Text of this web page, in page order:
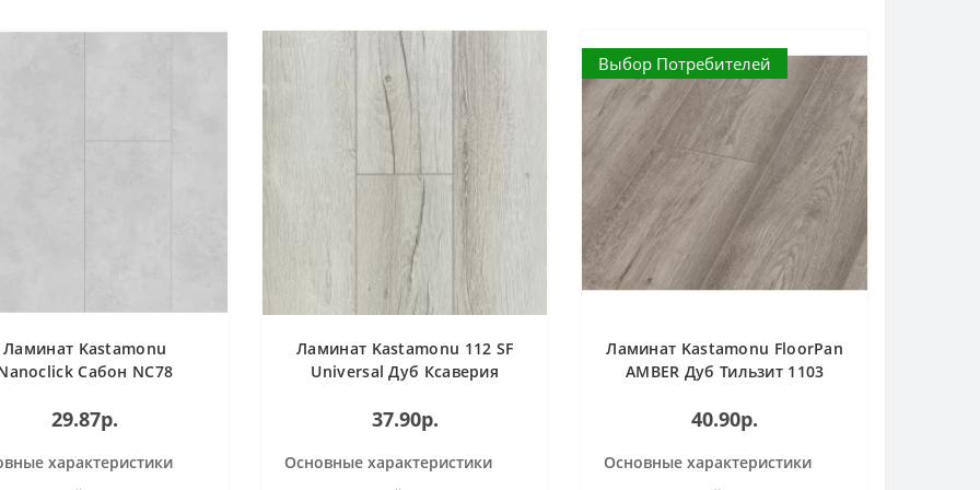
Ламинат Kastamonu
Сабон NC78
29.87р.
характеристики
Ламинат Kastamonu 112 SF
Universal Дуб Ксаверия
37.90р.
Основные характеристики
Выбор Потребителей
Ламинат Kastamonu FloorPan
AMBER Дуб Тильзит 1103
40.90р.
Основные характеристики